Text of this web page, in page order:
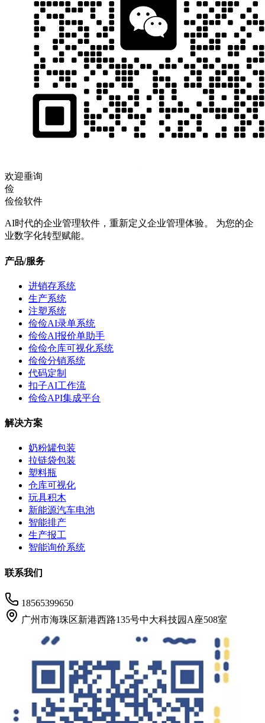
欢迎垂询
俭
俭俭软件
AI时代的企业管理软件，重新定义企业管理体验。 为您的企
业数字化转型赋能。
产品/服务
进销存系统
生产系统
注塑系统
俭俭AI录单系统
俭俭AI报价单助手
俭俭仓库可视化系统
俭俭分销系统
代码定制
扣子AI工作流
俭俭API集成平台
解决方案
奶粉罐包装
拉链袋包装
塑料瓶
仓库可视化
玩具积木
新能源汽车电池
智能排产
生产报工
智能询价系统
联系我们
18565399650
广州市海珠区新港西路135号中大科技园A座508室